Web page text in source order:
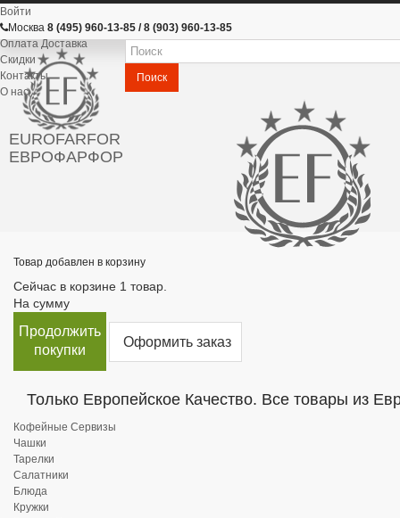
Войти
Москва 8 (495) 960-13-85 / 8 (903) 960-13-85
Оплата Доставка
Скидки
Контакты
О нас
EUROFARFOR
ЕВРОФАРФОР
Поиск
Товар добавлен в корзину
Сейчас в корзине 1 товар.
На сумму
Продолжить
покупки
Оформить заказ
Только Европейское Качество. Все товары из
Кофейные Сервизы
Чашки
Тарелки
Салатники
Блюда
Кружки